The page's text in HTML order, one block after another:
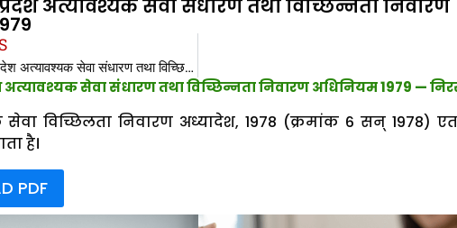
अत्यावश्यक सेवा संधारण तथा विच्छिन्नता निवारण
धारा 10 मध्यप्रदेश अत्यावश्यक सेवा संधारण तथा विच्छिन्नता निवारण अधिनियम 1979
अत्यावश्यक सेवा संधारण तथा विच्छिन्नता निवारण अधिनियम 1979 —
विच्छिलता निवारण अध्यादेश, 1978 (क्रमांक 6 सन् 1978)
है।
PDF